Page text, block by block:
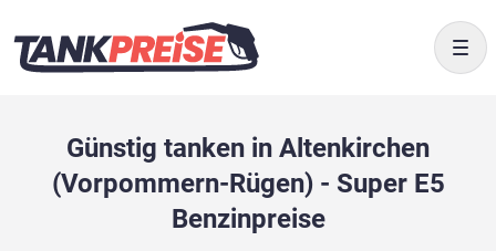
Günstig tanken in Altenkirchen
(Vorpommern-Rügen) - Super E5
Benzinpreise